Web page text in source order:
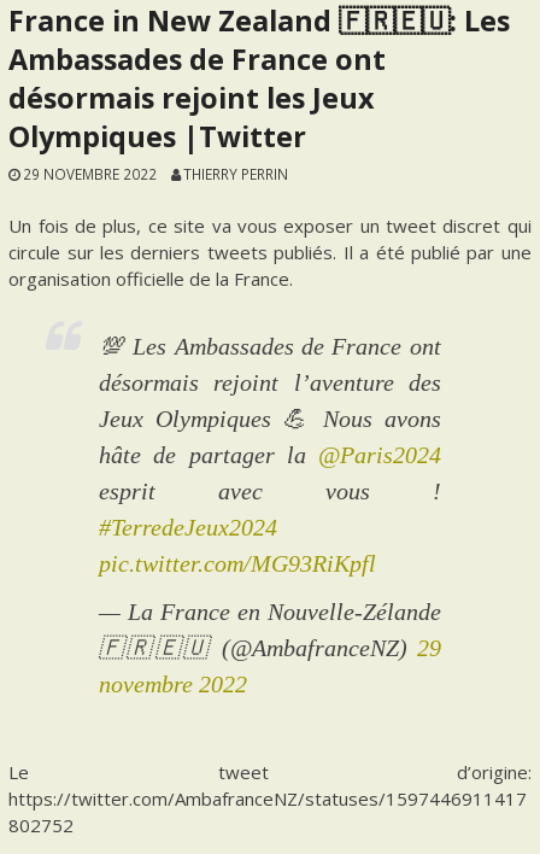
France in New Zealand 🇫🇷🇪🇺: Les
Ambassades de France ont
désormais rejoint les Jeux
Olympiques |Twitter
29 NOVEMBRE 2022 THIERRY PERRIN
Un fois de plus, ce site va vous exposer un tweet discret qui
circule sur les derniers tweets publiés. Il a été publié par une
organisation officielle de la France.
💯 Les Ambassades de France ont
désormais rejoint l’aventure des
Jeux Olympiques 💪 Nous avons
hâte de partager la @Paris2024
esprit avec vous !
#TerredeJeux2024
pic.twitter.com/MG93RiKpfl
— La France en Nouvelle-Zélande
🇫🇷🇪🇺 (@AmbafranceNZ) 29
novembre 2022
Le tweet d’origine:
https://twitter.com/AmbafranceNZ/statuses/1597446911417
802752